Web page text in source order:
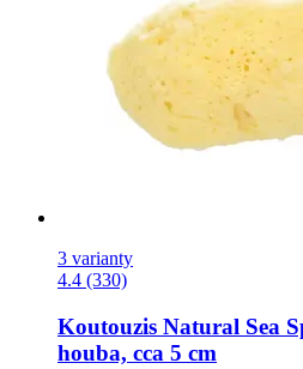
3 varianty
4.4 (330)
Koutouzis Natural Sea
houba, cca 5 cm